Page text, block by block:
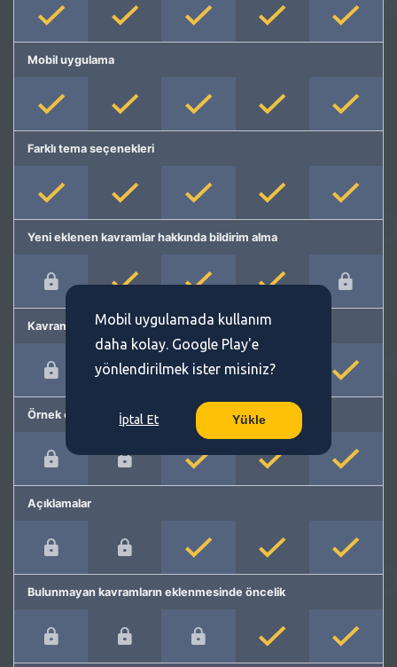
Mobil uygulama
Farklı tema seçenekleri
Yeni eklenen kavramlar hakkında bildirim alma
Kavram önerme
Örnek cümleler
Açıklamalar
Bulunmayan kavramların eklenmesinde öncelik
Mobil uygulamada kullanım
daha kolay. Google Play'e
yönlendirilmek ister misiniz?
İptal Et Yükle